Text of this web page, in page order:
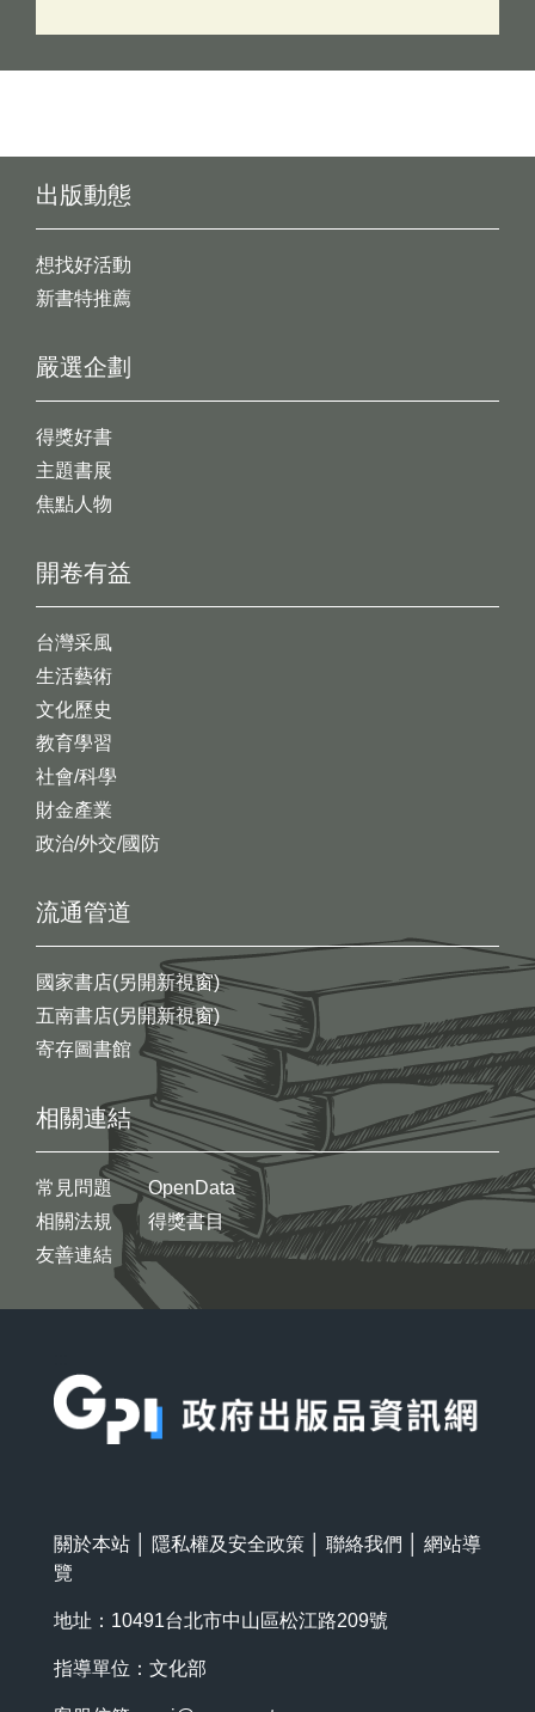
出版動態
想找好活動
新書特推薦
開卷有益
台灣采風
生活藝術
文化歷史
教育學習
社會/科學
財金產業
政治/外交/國防
嚴選企劃
得獎好書
主題書展
焦點人物
流通管道
國家書店(另開新視窗)
五南書店(另開新視窗)
寄存圖書館
相關連結
常見問題
相關法規
友善連結
OpenData
得獎書目
關於本站 隱私權及安全政策 聯絡我們
網站導
覽
地址：10491台北市中山區松江路209號
指導單位：文化部